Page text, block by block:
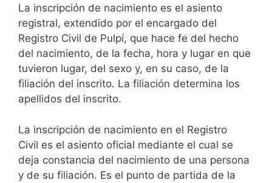
La inscripción de nacimiento es el asiento
registral, extendido por el encargado del
Registro Civil de Pulpí, que hace fe del hecho
del nacimiento, de la fecha, hora y lugar en que
tuvieron lugar, del sexo y, en su caso, de la
filiación del inscrito. La filiación determina los
apellidos del inscrito.
La inscripción de nacimiento en el Registro
Civil es el asiento oficial mediante el cual se
deja constancia del nacimiento de una persona
y de su filiación. Es el punto de partida de la